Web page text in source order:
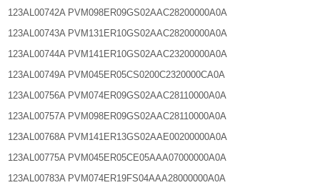
123AL00742A PVM098ER09GS02AAC28200000A0A
123AL00743A PVM131ER10GS02AAC28200000A0A
123AL00744A PVM141ER10GS02AAC23200000A0A
123AL00749A PVM045ER05CS0200C2320000CA0A
123AL00756A PVM074ER09GS02AAC28110000A0A
123AL00757A PVM098ER09GS02AAC28110000A0A
123AL00768A PVM141ER13GS02AAE00200000A0A
123AL00775A PVM045ER05CE05AAA07000000A0A
123AL00783A PVM074ER19FS04AAA28000000A0A